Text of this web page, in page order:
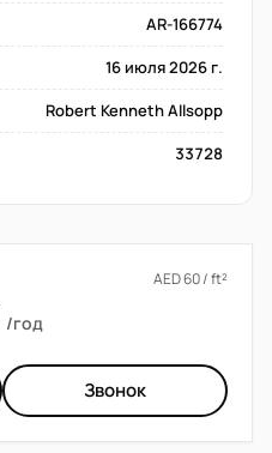
AR-166774
16 июля 2026 г.
Robert Kenneth Allsopp
33728
AED 60 / ft²
/год
Звонок